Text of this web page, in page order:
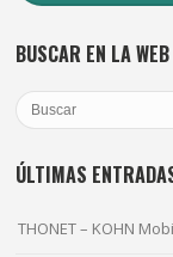
BUSCAR EN LA WEB
ÚLTIMAS
THONET – KOHN